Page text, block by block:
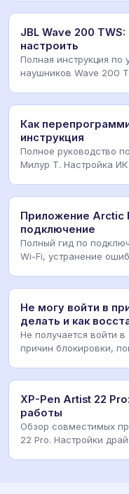
JBL Wave 200
настроить
Полная инструкция по
наушников Wave 200
Как
инструкция
Полное руководство
Милур Т. Настройка
Приложение Arctic
подключение
Полный гид по
Wi-Fi, устранение
Не могу войти в
делать и как
Не получается войти
причин блокировки,
XP-Pen Artist 22
работы
Обзор совместимых
22 Pro. Настройки